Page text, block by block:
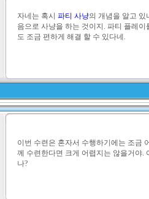
자네는 혹시 파티 사냥의 개념을 알고 있
음으로 사냥을 하는 것이지. 파티 플레이
도 조금 편하게 해결 할 수 있다네.
이번 수련은 혼자서 수행하기에는 조금
께 수련한다면 크게 어렵지는 않을거야.
나?